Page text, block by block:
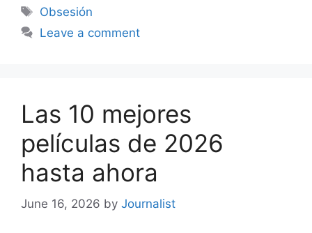
Tags
Obsesión
Leave a comment
Las 10 mejores
películas de 2026
hasta ahora
June 16, 2026 by Journalist